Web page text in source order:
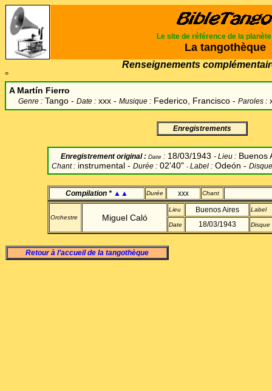
Le site de référence de la planète
La tangothèque
Renseignements
°
A Martín Fierro
Genre : Tango - Date : xxx - Musique : Federico, Francisco - Paroles :
Enregistrements
Enregistrement original: Date : 18/03/1943 - Lieu : Buenos
Chant: instrumental - Durée : 02'40" - Label : Odeón -
Compilation * ▲▲ Durée xxx Chant
Orchestre Miguel Caló
Lieu Buenos Aires Label
Date 18/03/1943 Disque
Retour à l’accueil de la tangothèque